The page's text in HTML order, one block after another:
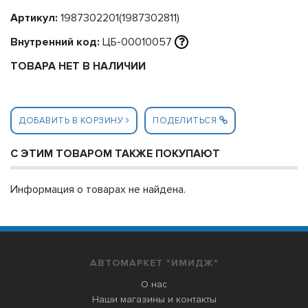
Артикул: 1987302201(1987302811)
Внутренний код: ЦБ-00010057
ТОВАРА НЕТ В НАЛИЧИИ
ДОБАВИТЬ В КОРЗИНУ ПОДЕЛИТЬСЯ
С ЭТИМ ТОВАРОМ ТАКЖЕ ПОКУПАЮТ
Информация о товарах не найдена.
АВТОМАРКЕТ "ИМИДЖ"
О нас
Наши магазины и контакты